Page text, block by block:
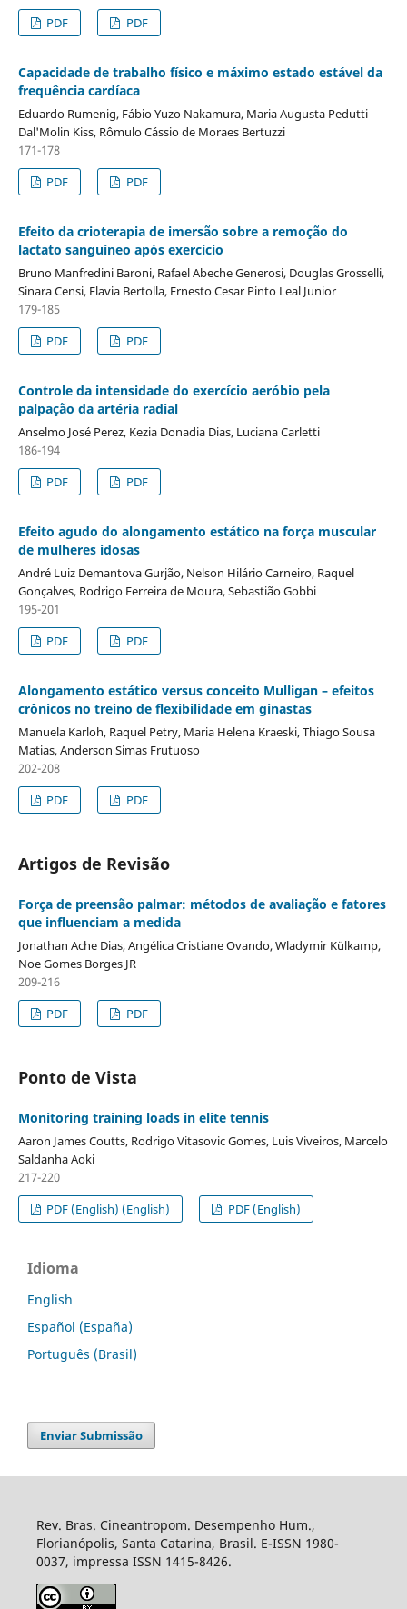
PDF
PDF
Capacidade de trabalho físico e máximo estado estável da
frequência cardíaca
Eduardo Rumenig, Fábio Yuzo Nakamura, Maria Augusta Pedutti
Dal'Molin Kiss, Rômulo Cássio de Moraes Bertuzzi
171-178
PDF
PDF
Efeito da crioterapia de imersão sobre a remoção do
lactato sanguíneo após exercício
Bruno Manfredini Baroni, Rafael Abeche Generosi, Douglas Grosselli,
Sinara Censi, Flavia Bertolla, Ernesto Cesar Pinto Leal Junior
179-185
PDF
PDF
Controle da intensidade do exercício aeróbio pela
palpação da artéria radial
Anselmo José Perez, Kezia Donadia Dias, Luciana Carletti
186-194
PDF
PDF
Efeito agudo do alongamento estático na força muscular
de mulheres idosas
André Luiz Demantova Gurjão, Nelson Hilário Carneiro, Raquel
Gonçalves, Rodrigo Ferreira de Moura, Sebastião Gobbi
195-201
PDF
PDF
Alongamento estático versus conceito Mulligan – efeitos
crônicos no treino de flexibilidade em ginastas
Manuela Karloh, Raquel Petry, Maria Helena Kraeski, Thiago Sousa
Matias, Anderson Simas Frutuoso
202-208
PDF
PDF
Artigos de Revisão
Força de preensão palmar: métodos de avaliação e fatores
que influenciam a medida
Jonathan Ache Dias, Angélica Cristiane Ovando, Wladymir Külkamp,
Noe Gomes Borges JR
209-216
PDF
PDF
Ponto de Vista
Monitoring training loads in elite tennis
Aaron James Coutts, Rodrigo Vitasovic Gomes, Luis Viveiros, Marcelo
Saldanha Aoki
217-220
PDF (English) (English)
PDF (English)
Idioma
English
Español (España)
Português (Brasil)
Enviar Submissão
Rev. Bras. Cineantropom. Desempenho Hum.,
Florianópolis, Santa Catarina, Brasil. E-ISSN 1980-
0037, impressa ISSN 1415-8426.